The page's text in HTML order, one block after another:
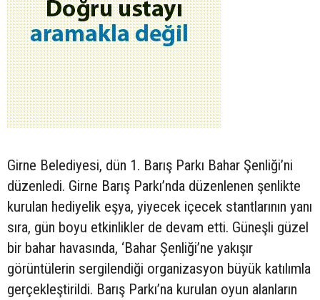
Girne Belediyesi, dün 1. Barış Parkı Bahar Şenliği’ni
düzenledi. Girne Barış Parkı’nda düzenlenen şenlikte
kurulan hediyelik eşya, yiyecek içecek stantlarının yanı
sıra, gün boyu etkinlikler de devam etti. Güneşli güzel
bir bahar havasında, ‘Bahar Şenliği’ne yakışır
görüntülerin sergilendiği organizasyon büyük katılımla
gerçekleştirildi. Barış Parkı’na kurulan oyun alanların